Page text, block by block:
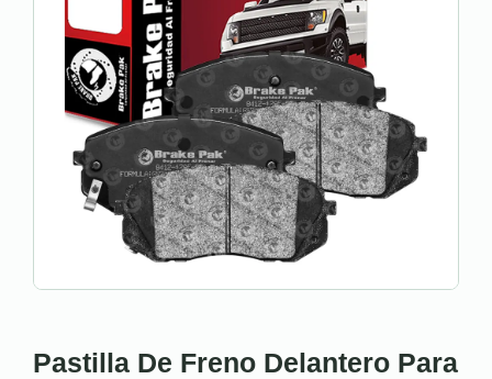
Pastilla De Freno Delantero Para